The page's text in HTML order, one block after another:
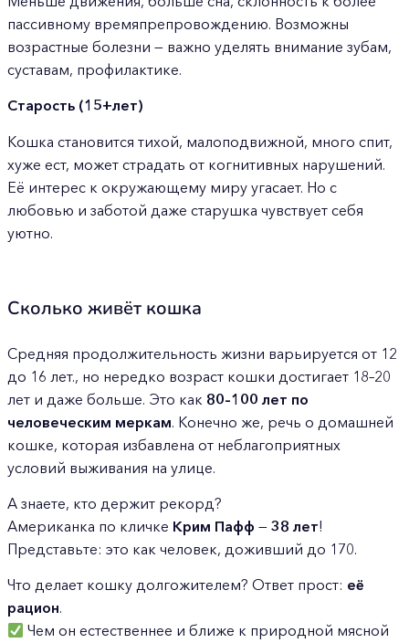
пассивному времяпрепровождению. Возможны
возрастные болезни — важно уделять внимание зубам,
суставам, профилактике.
Старость (15+лет)
Кошка становится тихой, малоподвижной, много спит,
хуже ест, может страдать от когнитивных нарушений.
Её интерес к окружающему миру угасает. Но с
любовью и заботой даже старушка чувствует себя
уютно.
Сколько живёт кошка
Средняя продолжительность жизни варьируется от 12
до 16 лет., но нередко возраст кошки достигает 18–20
лет и даже больше. Это как 80–100 лет по
человеческим меркам. Конечно же, речь о домашней
кошке, которая избавлена от неблагоприятных
условий выживания на улице.
А знаете, кто держит рекорд?
Американка по кличке Крим Пафф — 38 лет!
Представьте: это как человек, доживший до 170.
Что делает кошку долгожителем? Ответ прост: её
рацион.
Чем он естественнее и ближе к природной мясной